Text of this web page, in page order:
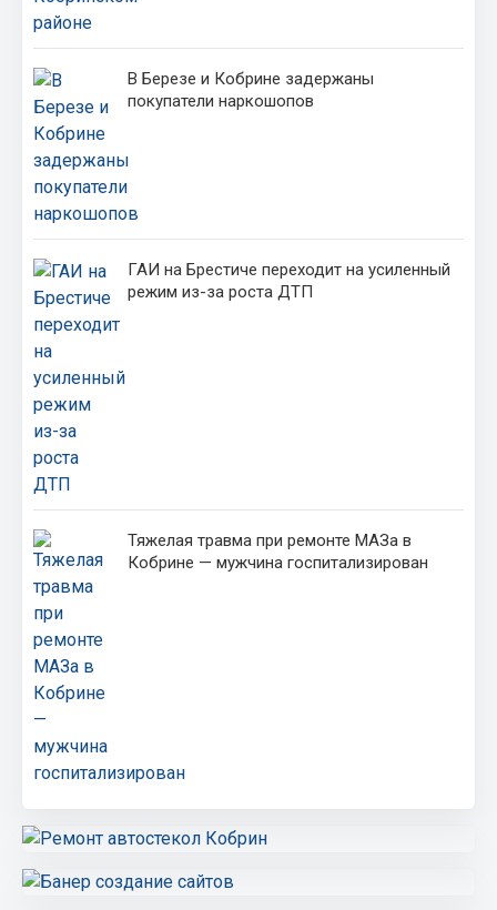
В Березе и Кобрине задержаны
покупатели наркошопов
ГАИ на Брестиче переходит на усиленный
режим из-за роста ДТП
Тяжелая травма при ремонте МАЗа в
Кобрине — мужчина госпитализирован